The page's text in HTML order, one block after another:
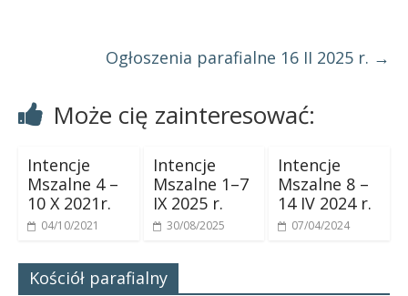
Ogłoszenia parafialne 16 II 2025 r. →
Może cię zainteresować:
Intencje
Mszalne 4 –
10 X 2021r.
04/10/2021
Intencje
Mszalne 1–7
IX 2025 r.
30/08/2025
Intencje
Mszalne 8 –
14 IV 2024 r.
07/04/2024
Kościół parafialny